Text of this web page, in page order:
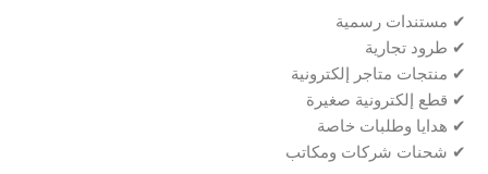
✔ مستندات رسمية
✔ طرود تجارية
✔ منتجات متاجر إلكترونية
✔ قطع إلكترونية صغيرة
✔ هدايا وطلبات خاصة
✔ شحنات شركات ومكاتب